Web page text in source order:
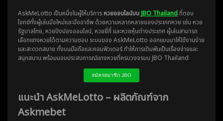
AskMeLotto เป็นหนึ่งในผู้ให้บริการ หวยออนไลน์บน JBO Thailandที่ตอบ
โจทย์ทั้งผู้เล่นมือใหม่และมืออาชีพ ด้วยความหลากหลายของประเภทหวย เช่น หวย
รัฐบาลไทย, หวยปิงปองออนไลน์, หวยยี่กี่ และหวยหุ้นต่างประเทศ ผู้เล่นสามารถ
เลือกแทงหวยได้ตามความชอบ ระบบของ AskMeLotto ออกแบบมาให้ใช้งานง่าย
และสะดวกสบาย ทั้งบนมือถือและคอมพิวเตอร์ ทำให้การเดิมพันเป็นเรื่องง่ายและ
สนุกสนาน พร้อมมอบประสบการณ์แทงหวยที่ครบวงจรบน JBO Thailand
สมัครสมาชิก JBO
แนะนำ AskMeLotto – ผลิตภัณฑ์จาก
Askmebet